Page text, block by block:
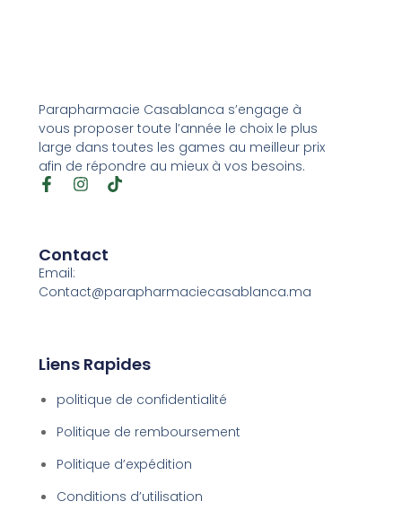
Parapharmacie Casablanca s’engage à
vous proposer toute l’année le choix le plus
large dans toutes les games au meilleur prix
afin de répondre au mieux à vos besoins.
Contact
Email:
Contact@parapharmaciecasablanca.ma
Liens Rapides
politique de confidentialité
Politique de remboursement
Politique d’expédition
Conditions d’utilisation